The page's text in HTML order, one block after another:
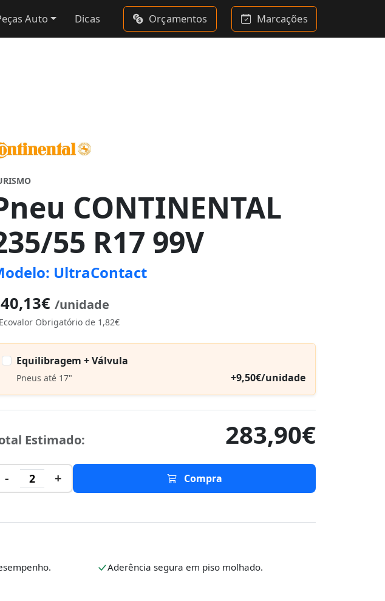
Auto Dicas Orçamentos Marcações
CONTINENTAL
55 R17 99V
UltraContact
/unidade
Obrigatório de 1,82€
Equilibragem + Válvula
Pneus até 17" +9,50€/unidade
Estimado: 283,90€
- 2 + Compra
Aderência segura em piso molhado.